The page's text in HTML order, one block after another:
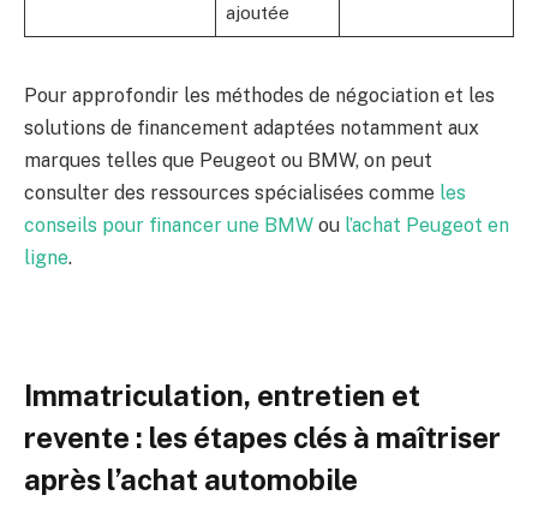
ajoutée
Pour approfondir les méthodes de négociation et les
solutions de financement adaptées notamment aux
marques telles que Peugeot ou BMW, on peut
consulter des ressources spécialisées comme les
conseils pour financer une BMW ou l’achat Peugeot en
ligne.
Immatriculation, entretien et
revente : les étapes clés à maîtriser
après l’achat automobile